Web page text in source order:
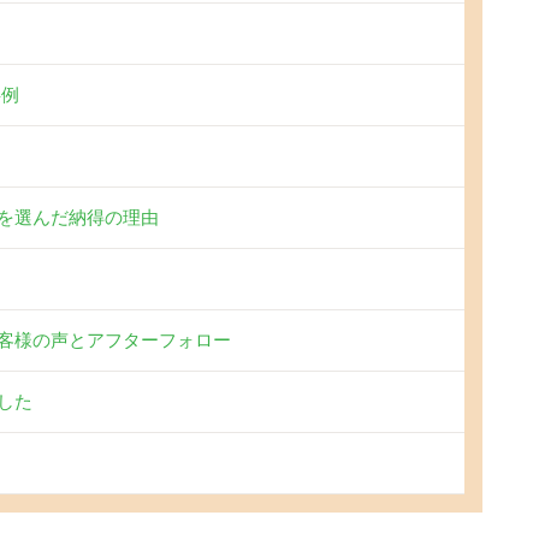
選んだ納得の理由
様の声とアフターフォロー
た